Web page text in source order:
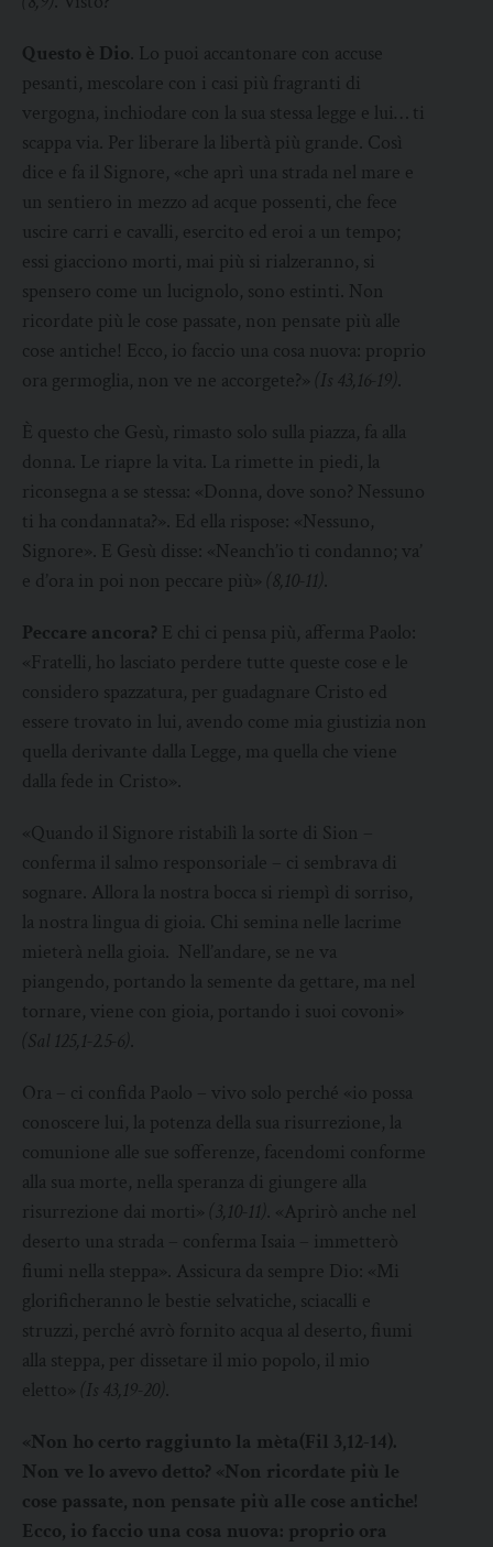
Questo è Dio . Lo puoi accantonare con accuse
pesanti, mescolare con i casi più fragranti di
vergogna, inchiodare con la sua stessa legge e lui… ti
scappa via. Per liberare la libertà più grande. Così
dice e fa il Signore, «che aprì una strada nel mare e
un sentiero in mezzo ad acque possenti, che fece
uscire carri e cavalli, esercito ed eroi a un tempo;
essi giacciono morti, mai più si rialzeranno, si
spensero come un lucignolo, sono estinti. Non
ricordate più le cose passate, non pensate più alle
cose antiche! Ecco, io faccio una cosa nuova: proprio
ora germoglia, non ve ne accorgete?»
(Is 43,16-19)
È questo che Gesù, rimasto solo sulla piazza, fa alla
donna. Le riapre la vita. La rimette in piedi, la
riconsegna a se stessa: «Donna, dove sono? Nessuno
ti ha condannata?». Ed ella rispose: «Nessuno,
Signore». E Gesù disse: «Neanch’io ti condanno; va’
e d’ora in poi non peccare più»
(8,10-11)
Peccare ancora? E chi ci pensa più, afferma Paolo:
«Fratelli, ho lasciato perdere tutte queste cose e le
considero spazzatura, per guadagnare Cristo ed
essere trovato in lui, avendo come mia giustizia non
quella derivante dalla Legge, ma quella che viene
dalla fede in Cristo».
«Quando il Signore ristabilì la sorte di Sion –
conferma il salmo responsoriale – ci sembrava di
sognare. Allora la nostra bocca si riempì di sorriso,
la nostra lingua di gioia. Chi semina nelle lacrime
mieterà nella gioia. Nell’andare, se ne va
piangendo, portando la semente da gettare, ma nel
tornare, viene con gioia, portando i suoi covoni»
(Sal 125,1-2.5-6)
Ora – ci confida Paolo – vivo solo perché «io possa
conoscere lui, la potenza della sua risurrezione, la
comunione alle sue sofferenze, facendomi conforme
alla sua morte, nella speranza di giungere alla
risurrezione dai morti»
(3,10-11)
. «Aprirò anche nel
deserto una strada – conferma Isaia – immetterò
fiumi nella steppa». Assicura da sempre Dio: «Mi
glorificheranno le bestie selvatiche, sciacalli e
struzzi, perché avrò fornito acqua al deserto, fiumi
alla steppa, per dissetare il mio popolo, il mio
eletto»
(Is 43,19-20)
«Non ho certo raggiunto la mèta(Fil 3,12-14).
Non ve lo avevo detto? «Non ricordate più le
cose passate, non pensate più alle cose antiche!
Ecco, io faccio una cosa nuova: proprio ora